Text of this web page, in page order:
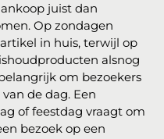
juist dan
Op zondagen
in huis, terwijl op
alsnog
om bezoekers
de dag. Een
of feestdag vraagt om
bezoek op een